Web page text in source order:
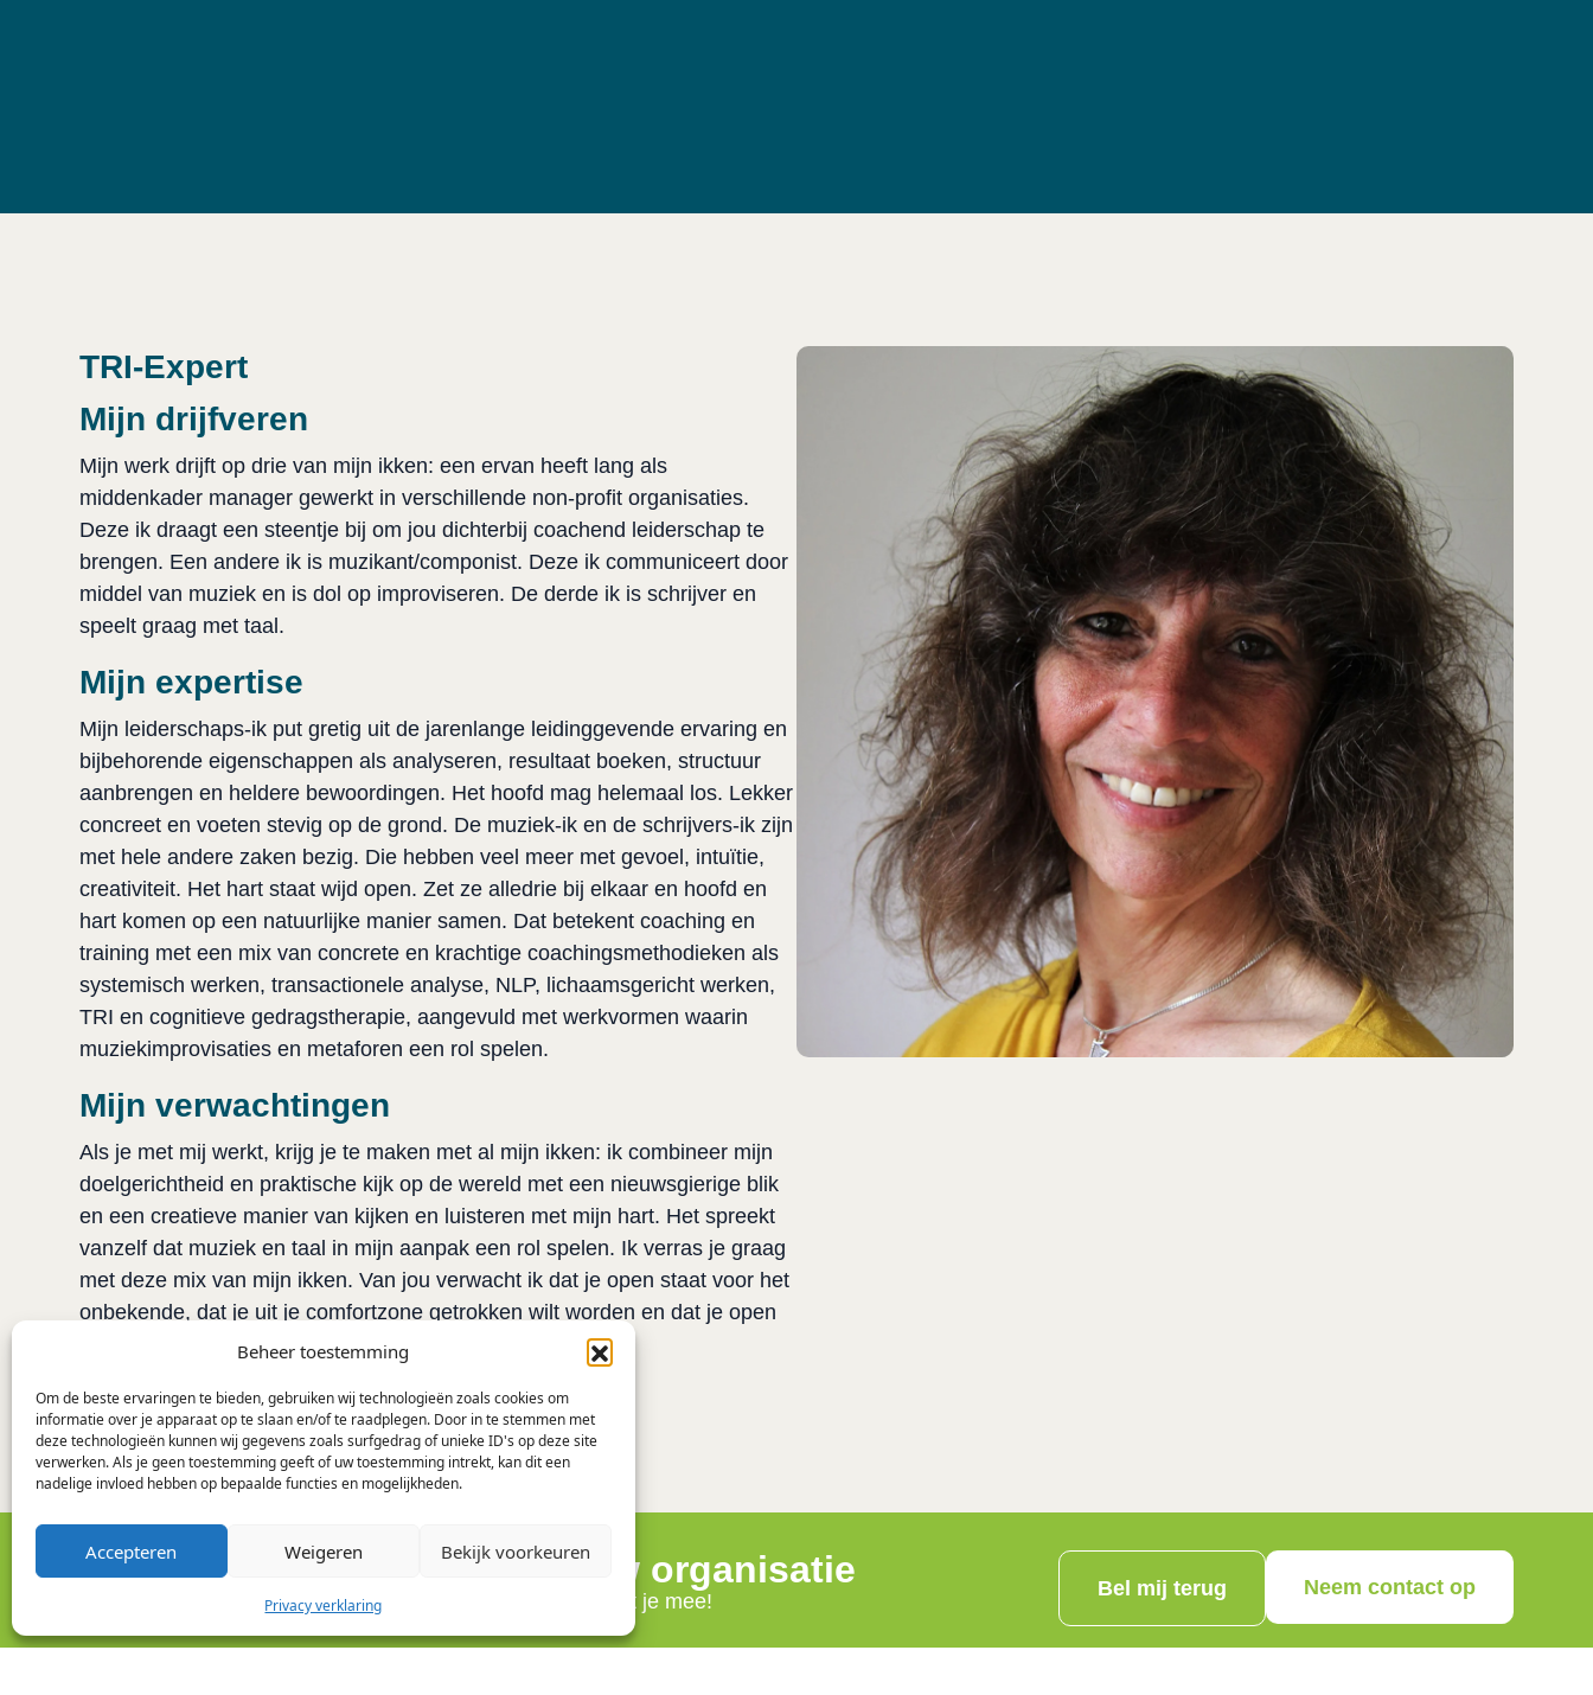
Beheer toestemming
Om de beste ervaringen te bieden, gebruiken wij technologieën zoals cookies om
informatie over je apparaat op te slaan en/of te raadplegen. Door in te stemmen met
deze technologieën kunnen wij gegevens zoals surfgedrag of unieke ID's op deze site
verwerken. Als je geen toestemming geeft of uw toestemming intrekt, kan dit een
nadelige invloed hebben op bepaalde functies en mogelijkheden.
Accepteren Weigeren Bekijk voorkeuren
Privacy verklaring
TRI-Expert
Mijn drijfveren
Mijn werk drijft op drie van mijn ikken: een ervan heeft lang als
middenkader manager gewerkt in verschillende non-profit organisaties.
Deze ik draagt een steentje bij om jou dichterbij coachend leiderschap te
brengen. Een andere ik is muzikant/componist. Deze ik communiceert door
middel van muziek en is dol op improviseren. De derde ik is schrijver en
speelt graag met taal.
Mijn expertise
Mijn leiderschaps-ik put gretig uit de jarenlange leidinggevende ervaring en
bijbehorende eigenschappen als analyseren, resultaat boeken, structuur
aanbrengen en heldere bewoordingen. Het hoofd mag helemaal los. Lekker
concreet en voeten stevig op de grond. De muziek-ik en de schrijvers-ik zijn
met hele andere zaken bezig. Die hebben veel meer met gevoel, intuïtie,
creativiteit. Het hart staat wijd open. Zet ze alledrie bij elkaar en hoofd en
hart komen op een natuurlijke manier samen. Dat betekent coaching en
training met een mix van concrete en krachtige coachingsmethodieken als
systemisch werken, transactionele analyse, NLP, lichaamsgericht werken,
TRI en cognitieve gedragstherapie, aangevuld met werkvormen waarin
muziekimprovisaties en metaforen een rol spelen.
Mijn verwachtingen
Als je met mij werkt, krijg je te maken met al mijn ikken: ik combineer mijn
doelgerichtheid en praktische kijk op de wereld met een nieuwsgierige blik
en een creatieve manier van kijken en luisteren met mijn hart. Het spreekt
vanzelf dat muziek en taal in mijn aanpak een rol spelen. Ik verras je graag
met deze mix van mijn ikken. Van jou verwacht ik dat je open staat voor het
onbekende, dat je uit je comfortzone getrokken wilt worden en dat je open
staat voor groei en nieuwe mogelijkheden.
Onze aanpak past ook bij jouw organisatie
Maak een vrijblijvende afspraak, dan denken we graag met je mee!
Bel mij terug Neem contact op